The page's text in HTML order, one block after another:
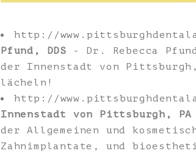
http://
Pfund, DDS - Dr. Rebecca
der Innenstadt von
lächeln!
http://
Innenstadt von Pittsburgh, PA
der Allgemeinen und
Zahnimplantate, und